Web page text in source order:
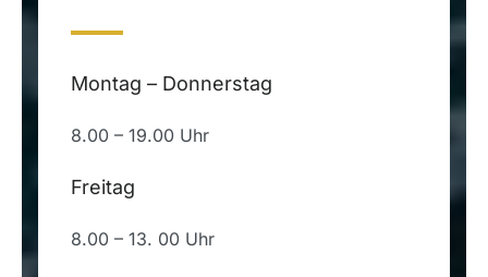
Montag – Donnerstag
8.00 – 19.00 Uhr
Freitag
8.00 – 13. 00 Uhr